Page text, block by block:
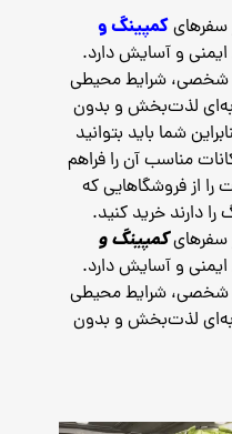
سفرهایکمپینگ و
و آسایش دارد.
شخصی، شرایط محیطی
لذت‌بخش و بدون
شما باید بتوانید
مناسب آن را فراهم
را از فروشگاهایی که
دارند خرید کنید.
سفرهایکمپینگ و
و آسایش دارد.
شخصی، شرایط محیطی
لذت‌بخش و بدون